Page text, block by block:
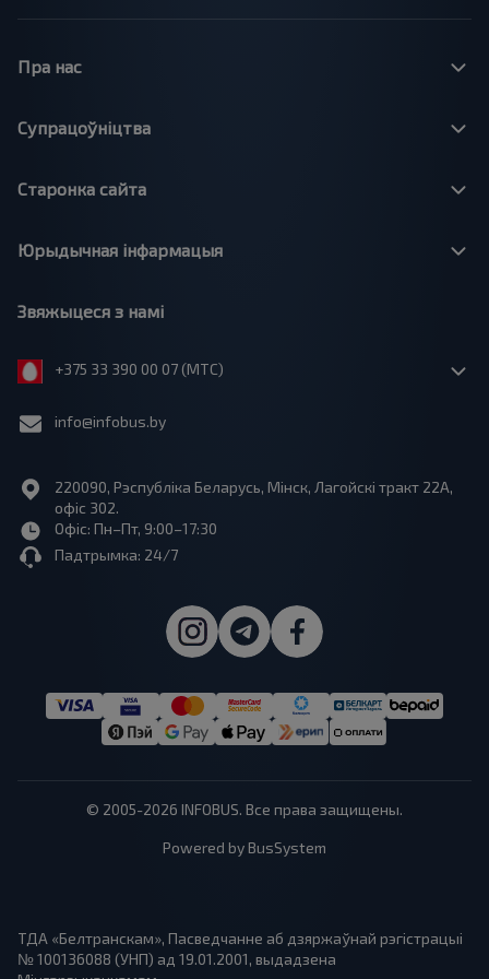
Пра нас
Супрацоўніцтва
Старонка сайта
Юрыдычная інфармацыя
Звяжыцеся з намі
+375 33 390 00 07 (МТС)
info@infobus.by
220090, Рэспубліка Беларусь, Мінск, Лагойскі тракт 22A,
офіс 302.
Офіс: Пн–Пт, 9:00–17:30
Падтрымка: 24/7
© 2005-2026 INFOBUS. Все права защищены.
Powered by BusSystem
ТДА «Белтранскам», Пасведчанне аб дзяржаўнай рэгістрацыі
№ 100136088 (УНП) ад 19.01.2001, выдадзена